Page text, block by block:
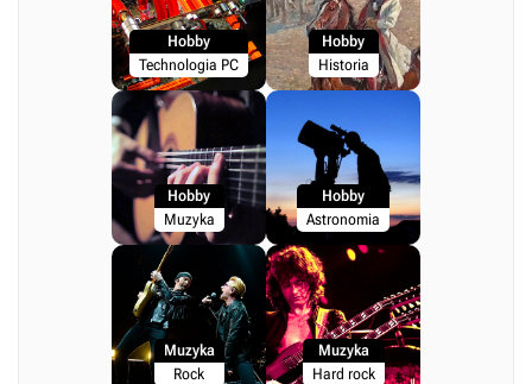
Hobby
Technologia PC
Hobby
Historia
Hobby
Muzyka
Hobby
Astronomia
Muzyka
Rock
Muzyka
Hard rock